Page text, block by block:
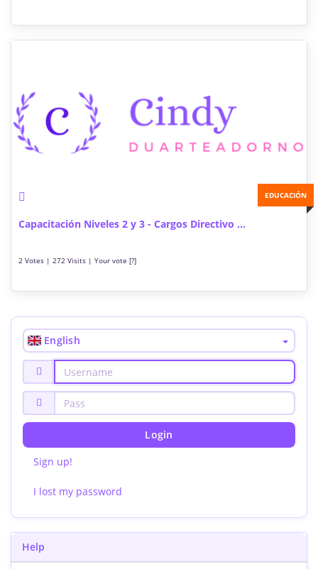
EDUCACIÓN
Capacitación Niveles 2 y 3 - Cargos Directivo ...
2 Votes | 272 Visits | Your vote [?]
English
Login
Sign up!
I lost my password
Help